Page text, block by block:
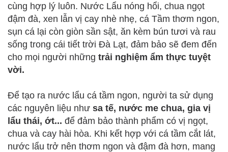
cùng hợp lý luôn. Nước Lẩu nóng hổi, chua ngọt
đậm đà, xen lẫn vị cay nhè nhẹ, cá Tầm thơm ngon,
sụn cá lại còn giòn sần sật, ăn kèm bún tươi và rau
sống trong cái tiết trời Đà Lạt, đảm bảo sẽ đem đến
cho mọi người những trải nghiệm ẩm thực tuyệt
vời.
Để tạo ra nước lẩu cá tầm ngon, người ta sử dụng
các nguyên liệu như sa tế, nước me chua, gia vị
lẩu thái, ớt... để đảm bảo thành phẩm có vị ngọt,
chua và cay hài hòa. Khi kết hợp với cá tầm cắt lát,
nước lẩu trở nên thơm ngon và đậm đà hơn, mang